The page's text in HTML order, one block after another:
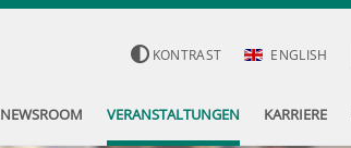
KONTRAST ENGLISH
NEWSROOM VERANSTALTUNGEN KARRIERE